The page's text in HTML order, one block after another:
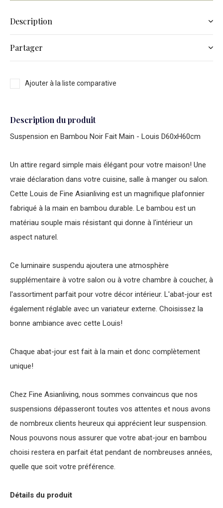
Description
Partager
Ajouter à la liste comparative
Description du produit
Suspension en Bambou Noir Fait Main - Louis D60xH60cm
Un attire regard simple mais élégant pour votre maison! Une
vraie déclaration dans votre cuisine, salle à manger ou salon.
Cette Louis de Fine Asianliving est un magnifique plafonnier
fabriqué à la main en bambou durable. Le bambou est un
matériau souple mais résistant qui donne à l'intérieur un
aspect naturel.
Ce luminaire suspendu ajoutera une atmosphère
supplémentaire à votre salon ou à votre chambre à coucher, à
l'assortiment parfait pour votre décor intérieur. L'abat-jour est
également réglable avec un variateur externe. Choisissez la
bonne ambiance avec cette Louis!
Chaque abat-jour est fait à la main et donc complètement
unique!
Chez Fine Asianliving, nous sommes convaincus que nos
suspensions dépasseront toutes vos attentes et nous avons
de nombreux clients heureux qui apprécient leur suspension.
Nous pouvons nous assurer que votre abat-jour en bambou
choisi restera en parfait état pendant de nombreuses années,
quelle que soit votre préférence.
Détails du produit